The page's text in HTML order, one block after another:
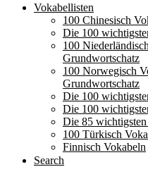
Vokabellisten
100 Chinesisch
Die 100
100
Grundwortschatz
100 Norwegisch
Grundwortschatz
Die 100
Die 100
Die 85
100 Türkisch
Finnisch Vokabeln
Search